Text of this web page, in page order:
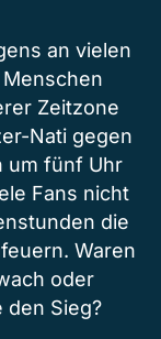
an vielen
Zeitzone
Nati gegen
um fünf Uhr
Fans nicht
die
Waren
oder
den Sieg?